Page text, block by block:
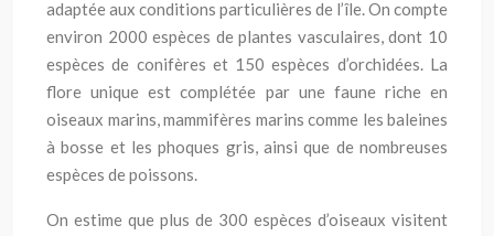
adaptée aux conditions particulières de l’île. On compte
environ 2000 espèces de plantes vasculaires, dont 10
espèces de conifères et 150 espèces d’orchidées. La
flore unique est complétée par une faune riche en
oiseaux marins, mammifères marins comme les baleines
à bosse et les phoques gris, ainsi que de nombreuses
espèces de poissons.
On estime que plus de 300 espèces d’oiseaux visitent